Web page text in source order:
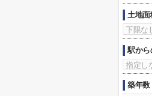
土地面
駅から
築年数